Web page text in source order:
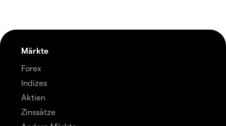
Märkte
Forex
Indizes
Aktien
Zinssätze